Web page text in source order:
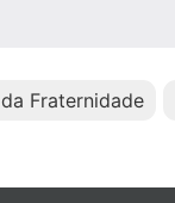
Fraternidade